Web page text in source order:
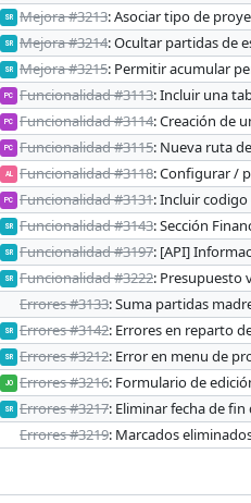
SR Mejora #3213: Asociar tipo de
SR Mejora #3214: Ocultar partidas de
SR Mejora #3215: Permitir acumular
PC Funcionalidad #3113: Incluir una
PC Funcionalidad #3114: Creación de
PC Funcionalidad #3115: Nueva ruta
AL Funcionalidad #3118: Configurar /
PC Funcionalidad #3131: Incluir
SR Funcionalidad #3143: Sección
SR Funcionalidad #3197: [API]
SR Funcionalidad #3222: Presupuesto
Errores #3133: Suma partidas
SR Errores #3142: Errores en reparto
SR Errores #3212: Error en menu de
JO Errores #3216: Formulario de
SR Errores #3217: Eliminar fecha de
Errores #3219: Marcados